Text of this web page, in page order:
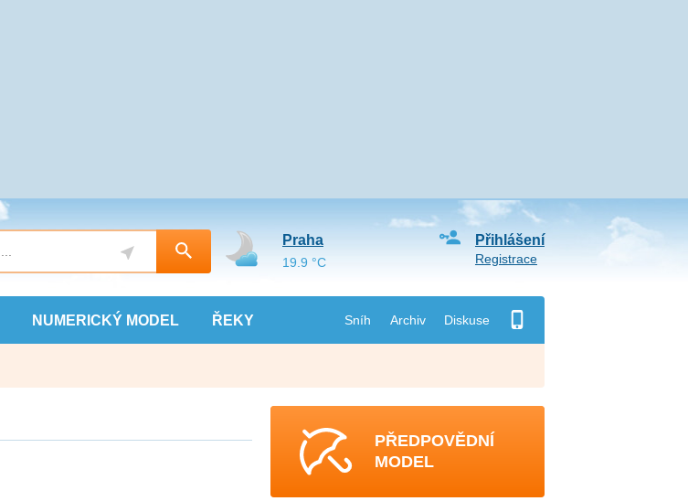
NUMERICKÝ MODEL ŘEKY Sníh Archiv Diskuse
Přihlášení
Registrace
Praha
19.9 °C
PŘEDPOVĚDNÍ
MODEL